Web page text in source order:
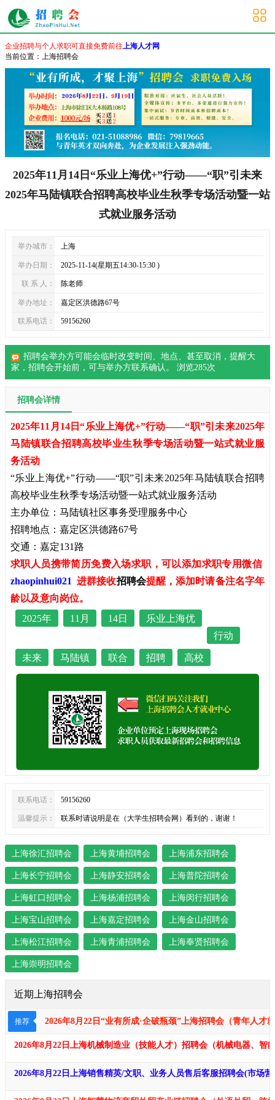
上海其他招聘会
企业招聘与个人求职可直接免费前往上海人才网
当前位置： 上海招聘会
2025年11月14日“乐业上海优+”行动——“职”引未来
2025年马陆镇联合招聘高校毕业生秋季专场活动暨一站
式就业服务活动
举办城市： 上海
举办日期： 2025-11-14(星期五14:30-15:30 )
联 系 人： 陈老师
举办地址： 嘉定区洪德路67号
联系电话： 59156260
招聘会举办方可能会临时改变时间、地点、甚至取消，提醒大
家， 招聘会开始前，可与举办方联系确认。 浏览285次
招聘会详情
2025年11月14日“乐业上海优+”行动——“职”引未来2025年
马陆镇联合招聘高校毕业生秋季专场活动暨一站式就业服
务活动
“乐业上海优+”行动——“职”引未来2025年马陆镇联合招聘
高校毕业生秋季专场活动暨一站式就业服务活动
主办单位：马陆镇社区事务受理服务中心
招聘地点：嘉定区洪德路67号
交通：嘉定131路
求职人员携带简历免费入场求职，可以添加求职专用微信
zhaopinhui021 进群接收招聘会提醒，添加时请备注名字年
龄以及意向岗位。
2025年
11月 14日
乐业上海优
行动
未来 马陆镇 联合 招聘 高校
联系电话： 59156260
温馨提示： 联系时请说明是在（大学生招聘会网）看到的，谢谢！
上海徐汇招聘会 上海黄埔招聘会 上海浦东招聘会
上海长宁招聘会 上海静安招聘会 上海普陀招聘会
上海虹口招聘会 上海杨浦招聘会 上海闵行招聘会
上海宝山招聘会 上海嘉定招聘会 上海金山招聘会
上海松江招聘会 上海青浦招聘会 上海奉贤招聘会
上海崇明招聘会
近期上海招聘会
推荐 2026年8月22日“业有所成·企破瓶颈​​​”上海招聘会（青年人才
2026年8月22日上海机械制造业（技能人才）招聘会（机械电器、智
2026年8月22日上海销售精英/文职、业务人员售后客服招聘会(市场